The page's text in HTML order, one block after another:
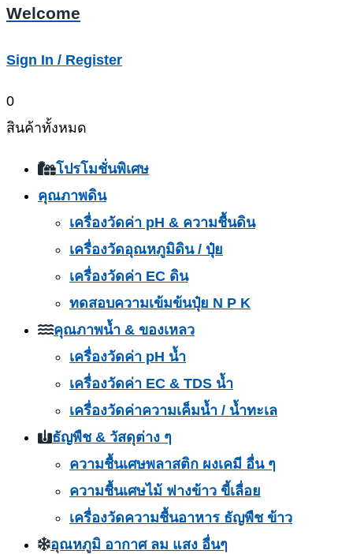
Welcome
Sign In / Register
0
สินค้าทั้งหมด
โปรโมชั่นพิเศษ
คุณภาพดิน
เครื่องวัดค่า pH & ความชื้นดิน
เครื่องวัดอุณหภูมิดิน / ปุ๋ย
เครื่องวัดค่า EC ดิน
ทดสอบความเข้มข้นปุ๋ย N P K
คุณภาพน้ำ & ของเหลว
เครื่องวัดค่า pH น้ำ
เครื่องวัดค่า EC & TDS น้ำ
เครื่องวัดค่าความเค็มน้ำ / น้ำทะเล
ธัญพืช & วัสดุต่าง ๆ
ความชื้นเศษพลาสติก ผงเคมี อื่น ๆ
ความชื้นเศษไม้ ฟางข้าว ขี้เลื่อย
เครื่องวัดความชื้นอาหาร ธัญพืช ข้าว
อุณหภูมิ อากาศ ลม แสง อื่นๆ